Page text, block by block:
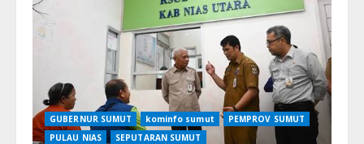
Kucurkan
Rp15
Miliar
Bantu
2.500
Calon
Pekerja
Migran
Berangkat
ke
Luar
Negeri
GUBERNUR SUMUT kominfo sumut
PEMPROV SUMUT
PULAU NIAS
SEPUTARAN SUMUT